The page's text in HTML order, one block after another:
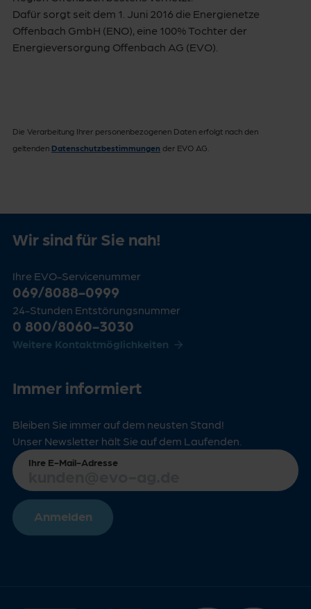
Dafür sorgt seit dem 1. Juni 2016 die Energienetze
Offenbach GmbH (ENO), eine 100% Tochter der
Energieversorgung Offenbach AG (EVO).
Die Verarbeitung Ihrer personenbezogenen Daten erfolgt nach den
geltenden Datenschutzbestimmungen der EVO AG.
Wir sind für Sie nah!
Ihre EVO-Servicenummer
069/8088-0999
24-Stunden Entstörungsnummer
0 800/8060-3030
Weitere Kontaktmöglichkeiten
Immer informiert
Bleiben Sie immer auf dem neusten Stand!
Unser Newsletter hält Sie auf dem Laufenden.
Ihre E-Mail-Adresse
Anmelden